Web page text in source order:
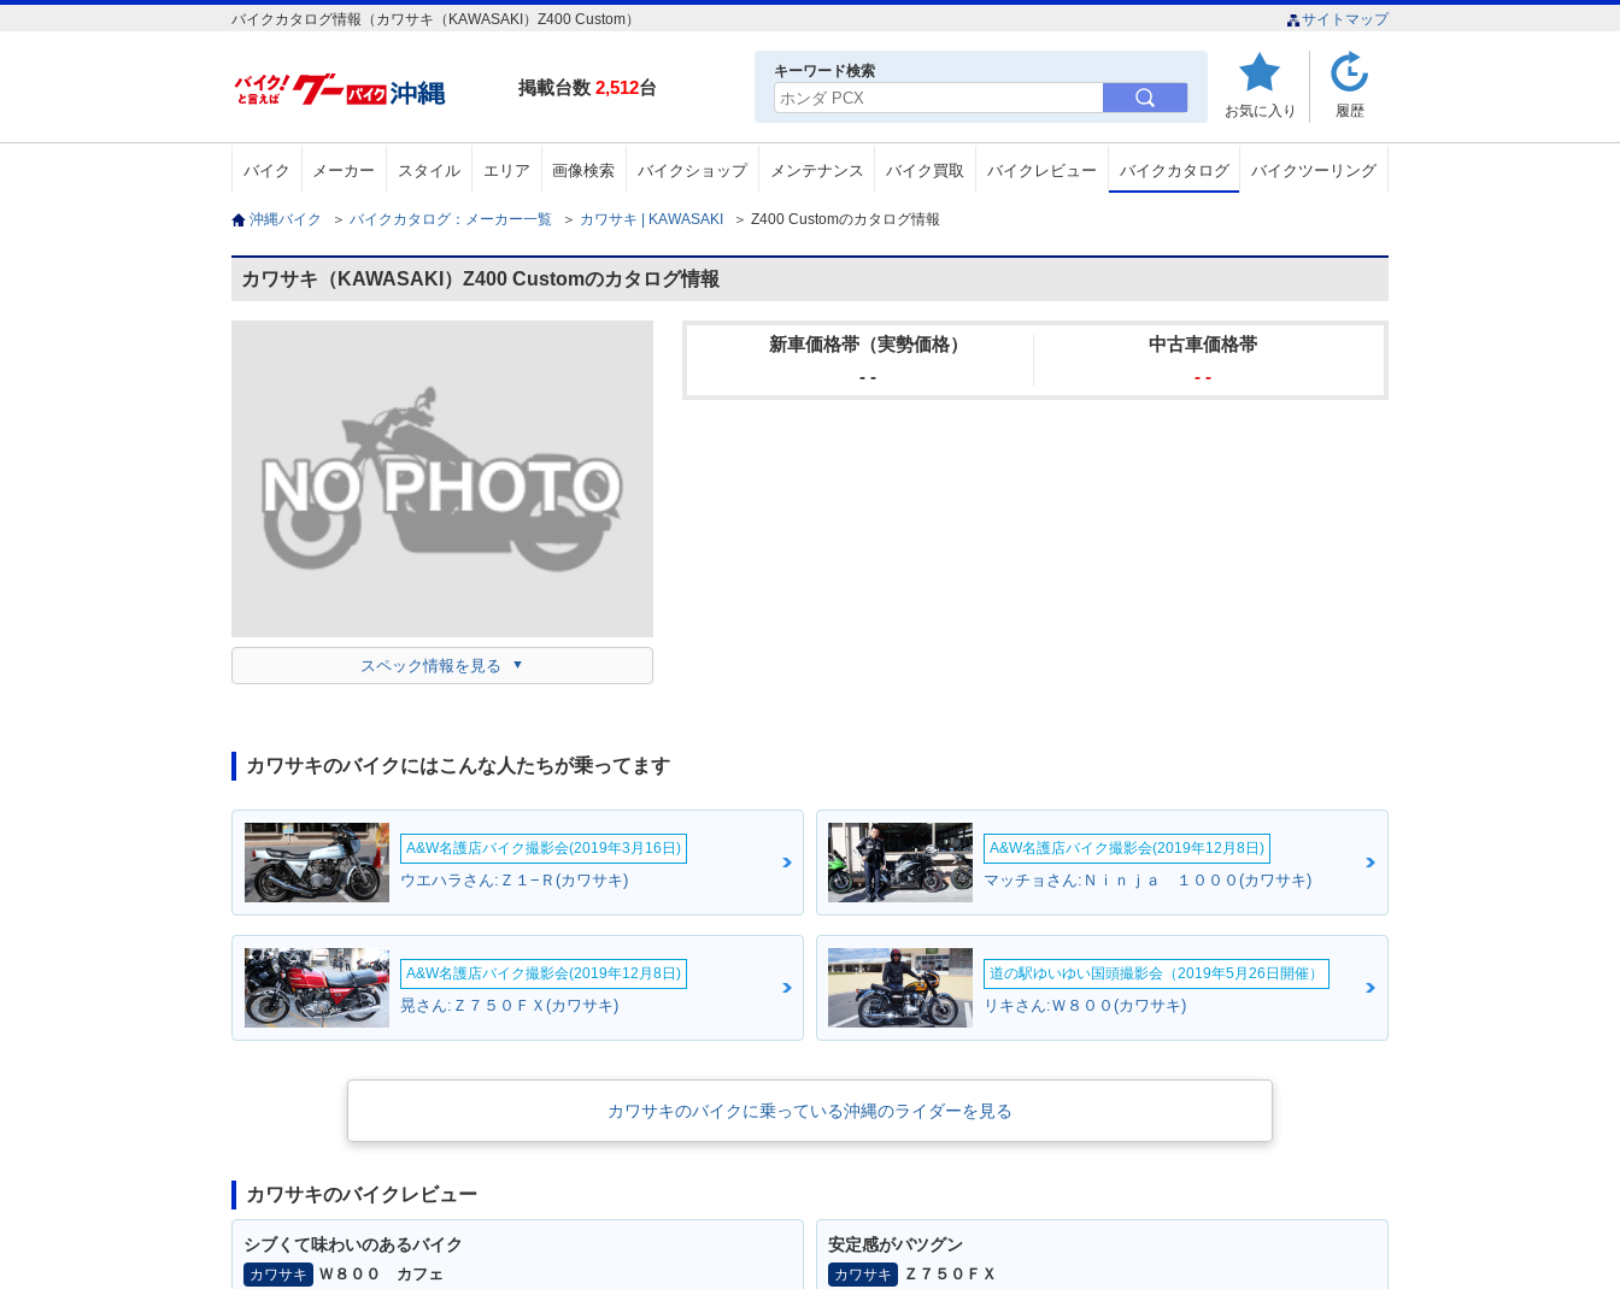
バイクカタログ情報（カワサキ（KAWASAKI）Z400 Custom） サイトマップ
掲載台数 2,512台
キーワード検索
お気に入り 履歴
バイク メーカー スタイル エリア 画像検索 バイクショップ メンテナンス バイク買取 バイクレビュー バイクカタログ バイクツーリング
沖縄バイク ＞ バイクカタログ：メーカー一覧 ＞ カワサキ | KAWASAKI ＞ Z400 Customのカタログ情報
カワサキ（KAWASAKI）Z400 Customのカタログ情報
スペック情報を見る
新車価格帯（実勢価格）
- -
中古車価格帯
- -
カワサキのバイクにはこんな人たちが乗ってます
A&W名護店バイク撮影会(2019年3月16日)
ウエハラさん:Ｚ１−Ｒ(カワサキ)
A&W名護店バイク撮影会(2019年12月8日)
マッチョさん:Ｎｉｎｊａ １０００(カワサキ)
A&W名護店バイク撮影会(2019年12月8日)
晃さん:Ｚ７５０ＦＸ(カワサキ)
道の駅ゆいゆい国頭撮影会（2019年5月26日開催）
リキさん:Ｗ８００(カワサキ)
カワサキのバイクに乗っている沖縄のライダーを見る
カワサキのバイクレビュー
シブくて味わいのあるバイク
カワサキ
Ｗ８００ カフェ
安定感がバツグン
カワサキ
Ｚ７５０ＦＸ